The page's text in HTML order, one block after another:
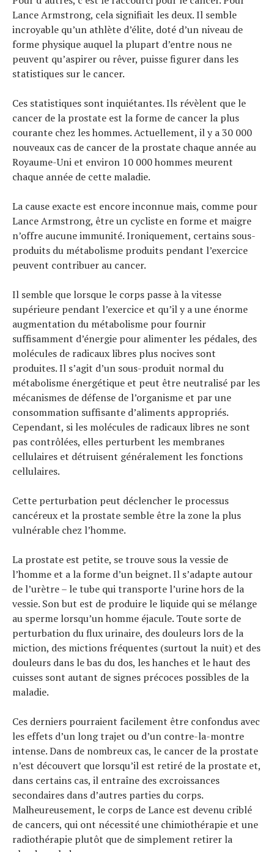
Lance Armstrong, cela signifiait les deux. Il semble
incroyable qu’un athlète d’élite, doté d’un niveau de
forme physique auquel la plupart d’entre nous ne
peuvent qu’aspirer ou rêver, puisse figurer dans les
statistiques sur le cancer.
Ces statistiques sont inquiétantes. Ils révèlent que le
cancer de la prostate est la forme de cancer la plus
courante chez les hommes. Actuellement, il y a 30 000
nouveaux cas de cancer de la prostate chaque année au
Royaume-Uni et environ 10 000 hommes meurent
chaque année de cette maladie.
La cause exacte est encore inconnue mais, comme pour
Lance Armstrong, être un cycliste en forme et maigre
n’offre aucune immunité. Ironiquement, certains sous-
produits du métabolisme produits pendant l’exercice
peuvent contribuer au cancer.
Il semble que lorsque le corps passe à la vitesse
supérieure pendant l’exercice et qu’il y a une énorme
augmentation du métabolisme pour fournir
suffisamment d’énergie pour alimenter les pédales, des
molécules de radicaux libres plus nocives sont
produites. Il s’agit d’un sous-produit normal du
métabolisme énergétique et peut être neutralisé par les
mécanismes de défense de l’organisme et par une
consommation suffisante d’aliments appropriés.
Cependant, si les molécules de radicaux libres ne sont
pas contrôlées, elles perturbent les membranes
cellulaires et détruisent généralement les fonctions
cellulaires.
Cette perturbation peut déclencher le processus
cancéreux et la prostate semble être la zone la plus
vulnérable chez l’homme.
La prostate est petite, se trouve sous la vessie de
l’homme et a la forme d’un beignet. Il s’adapte autour
de l’urètre – le tube qui transporte l’urine hors de la
vessie. Son but est de produire le liquide qui se mélange
au sperme lorsqu’un homme éjacule. Toute sorte de
perturbation du flux urinaire, des douleurs lors de la
miction, des mictions fréquentes (surtout la nuit) et des
douleurs dans le bas du dos, les hanches et le haut des
cuisses sont autant de signes précoces possibles de la
maladie.
Ces derniers pourraient facilement être confondus avec
les effets d’un long trajet ou d’un contre-la-montre
intense. Dans de nombreux cas, le cancer de la prostate
n’est découvert que lorsqu’il est retiré de la prostate et,
dans certains cas, il entraîne des excroissances
secondaires dans d’autres parties du corps.
Malheureusement, le corps de Lance est devenu criblé
de cancers, qui ont nécessité une chimiothérapie et une
radiothérapie plutôt que de simplement retirer la
Actualités
Technologies
Conseils
Tendances
Tous nos articles
À propos